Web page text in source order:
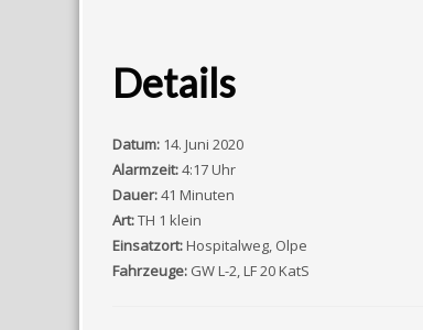
Details
Datum: 14. Juni 2020
Alarmzeit:4:17 Uhr
Dauer:41 Minuten
Art:TH 1 klein
Einsatzort:Hospitalweg, Olpe
Fahrzeuge: GW L-2, LF 20 KatS